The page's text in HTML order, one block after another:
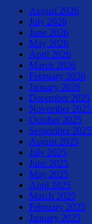
August 2026
July 2026
June 2026
May 2026
April 2026
March 2026
February 2026
January 2026
December 2025
November 2025
October 2025
September 2025
August 2025
July 2025
June 2025
May 2025
April 2025
March 2025
February 2025
January 2025